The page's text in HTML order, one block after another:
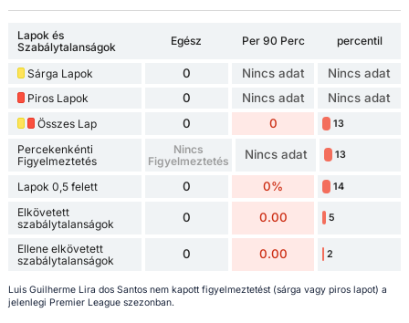
Lapok és
Szabálytalanságok
Egész Per 90 Perc percentil
Sárga Lapok 0 Nincs adat Nincs adat
Piros Lapok 0 Nincs adat Nincs adat
Összes Lap 0 0 13
Percekenkénti
Figyelmeztetés
Nincs
Figyelmeztetés
Nincs adat 13
Lapok 0,5 felett 0 0% 14
Elkövetett
szabálytalanságok
0 0.00 5
Ellene elkövetett
szabálytalanságok
0 0.00 2
Luis Guilherme Lira dos Santos nem kapott figyelmeztetést (sárga vagy piros lapot) a
jelenlegi Premier League szezonban.